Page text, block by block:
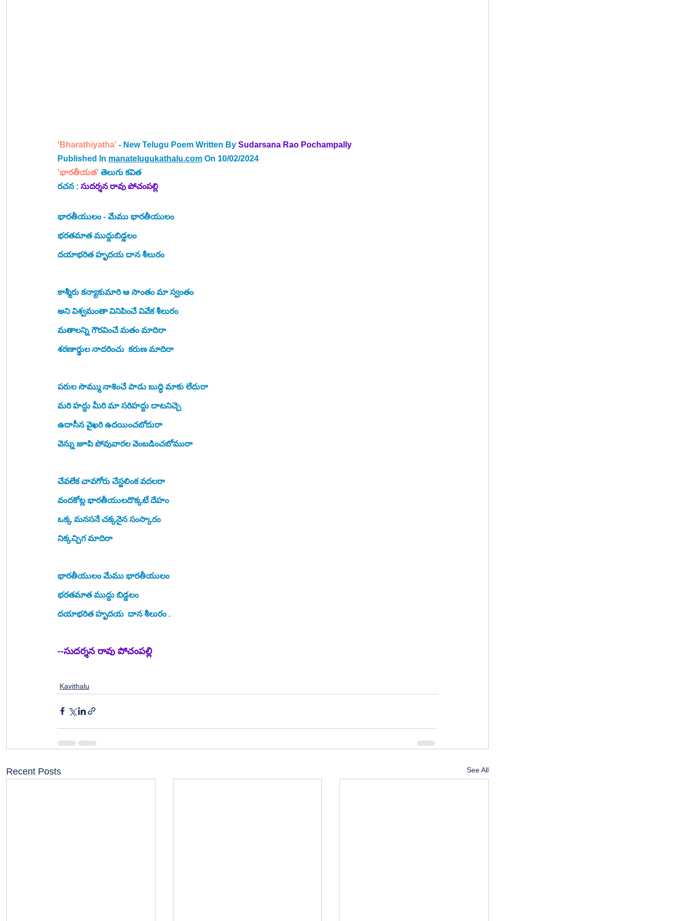
'Bharathiyatha' - New Telugu Poem Written By Sudarsana Rao Pochampally
Published In manatelugukathalu.com On 10/02/2024
'భారతీయత' తెలుగు కవిత
రచన : సుదర్శన రావు పోచంపల్లి
భారతీయులం - మేము భారతీయులం
భరతమాత ముద్దుబిడ్డలం
దయాభరిత హృదయ దాన శీలురం
కాశ్మీరు కన్యాకుమారి ఆ సాంతం మా స్వంతం
అని విశ్వమంతా వినిపించే వివేక శీలురం
మతాలన్ని గౌరవించే మతం మాదిరా
శరణార్థుల నాదరించు  కరుణ మాదిరా
పరుల సొమ్ము నాశించే పాడు బుద్ధి మాకు లేదురా
మరి హద్దు మీరి మా సరిహద్దు దాటనిచ్చె
ఉదాసీన వైఖరి ఉదయించబోదురా
వెన్ను జూపి పోవువారల వెంబడించబోమురా
చేవలేక చావగోరు చేస్టలింక వదలరా
వందకోట్ల భారతీయులదొక్కటే దేహం
ఒక్క మనసనే చక్కనైన సంస్కారం
నిక్కచ్చిగ మాదిరా
భారతీయులం మేము భారతీయులం
భరతమాత ముద్దు బిడ్డలం
దయాభరిత హృదయ  దాన శీలురం .
--సుదర్శన రావు పోచంపల్లి
Kavithalu
Recent Posts See All